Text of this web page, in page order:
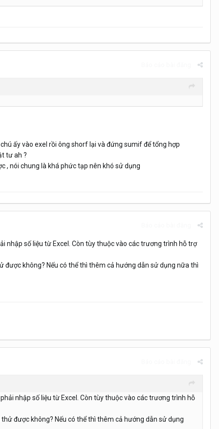
ấy vào exel rồi ông shorf lại và đứng sumif để tổng hợp
tư ah ?
, nói chung là khá phức tạp nên khó sử dụng
nhập số liệu từ Excel. Còn tùy thuộc vào các trương trình hỗ trợ
không? Nếu có thể thì thêm cả hướng dẫn sử dụng nữa thì
nhập số liệu từ Excel. Còn tùy thuộc vào các trương trình hỗ
được không? Nếu có thể thì thêm cả hướng dẫn sử dụng